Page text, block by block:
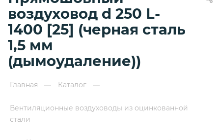
воздуховод d 250 L-
1400 [25] (черная сталь
1,5 мм
(дымоудаление))
Главная — Каталог —
Вентиляционные воздуховоды из оцинкованной
стали